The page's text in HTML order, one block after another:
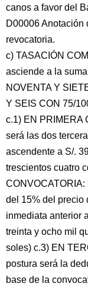
canos a favor del
D00006 Anotación
revocatoria.
c) TASACIÓN
asciende a la
NOVENTA Y
Y SEIS CON 75/
c.1) EN PRIMERA
será las dos
ascendente a S/.
trescientos cuatro
del 15% del precio
inmediata anterior
treinta y ocho mil
soles) c.3) EN
postura será la
base de la